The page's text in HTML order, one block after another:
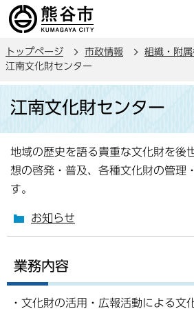
の
ー
トップページ 市政情報 組織・附属
江南文化財センター
江南文化財センター
地域の歴史を語る貴重な文化財を後
想の啓発・普及、各種文化財の管理
す。
お知らせ
業務内容
・文化財の活用・広報活動による文